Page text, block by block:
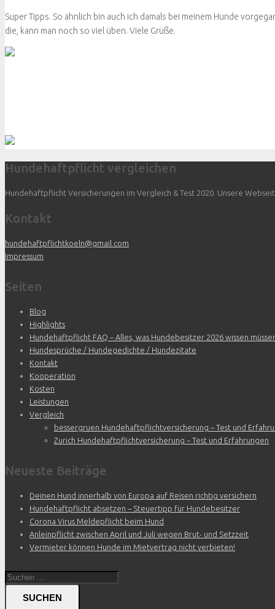
Super Tipps. So ähnlich bin auch ich damals bei meinem Hunde
die, kann man noch so viel üben. Viele Grüße.
Hundehaftpflicht vergleichen
Hundehaftpflicht Versicherungen im Vergleich & Test 2020. Unsere
Kontakt
hundehaftpflichtkoeln@gmail.com
Impressum
Seiten
Blog
Highlights
Hundehaftpflicht FAQ – Alles, was Hundebesitzer 2026 wissen
Hundesprüche / Hundegedichte / Hundezitate
Kontakt
Kooperation
Kosten
Leistungen
Vergleich
bessergruen Hundehaftpflichtversicherung – Test und
Zurich Hundehaftpflichtversicherung – Test und Erfahrungen
Neueste Beiträge
Deinen Hund innerhalb von Europa auf Reisen richtig versichern
Hundehaftpflicht absetzen – Steuertipp für Hundebesitzer
Corona Virus Meldepflicht beim Hund
Anleinpflicht zwischen April und Juli wegen Brut- und Setzzeit
Vermieter können Hunde im Mietvertrag nicht verbieten!
SUCHEN